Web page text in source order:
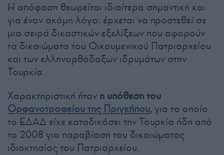
Η απόφαση θεωρείται ιδιαίτερα σημαντική και
για έναν ακόμη λόγο: έρχεται να προστεθεί σε
μια σειρά δικαστικών εξελίξεων που αφορούν
τα δικαιώματα του Οικουμενικού Πατριαρχείου
και των ελληνορθόδοξων ιδρυμάτων στην
Τουρκία.
Χαρακτηριστική ήταν η υπόθεση του
Ορφανοτροφείου της Πριγκήπου,για το οποίο
το ΕΔΑΔ είχε καταδικάσει την Τουρκία ήδη από
το 2008 για παραβίαση του δικαιώματος
ιδιοκτησίας του Πατριαρχείου.